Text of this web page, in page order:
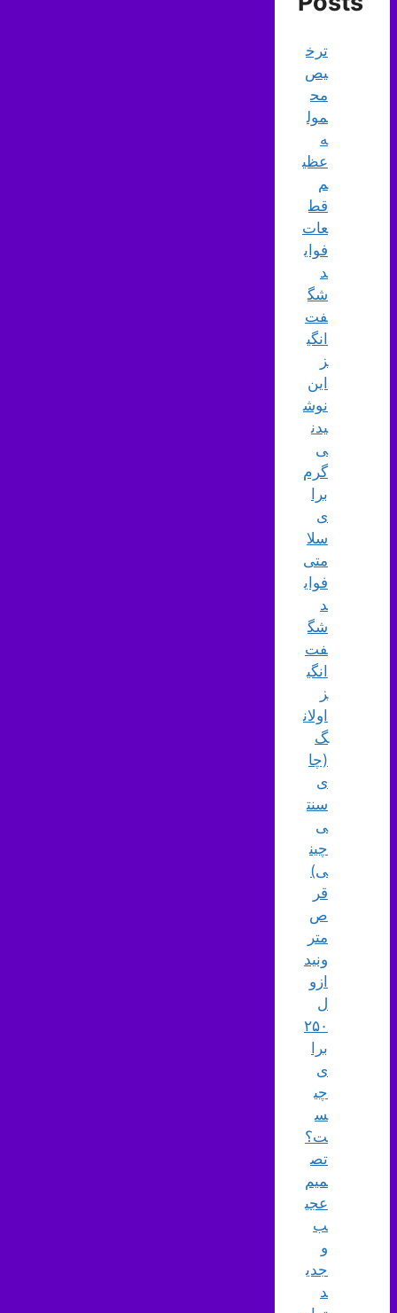
ترخ
یص
مح
مول
ه
عظی
م
قط
عات
فوای
د
شگ
فت‌
انگی
ز
این
نوش
یدن
ی
گرم
برا
ی
سلا
متی
فوای
د
شگ
فت‌
انگی
ز
اولان
گ
(چا
ی
سنت
ی
چین
ی)
قر
ص
متر
ونید
ازو
ل
۲۵۰
برا
ی
چی
س
ت؟
تص
میم
عجی
ب
جدی
د